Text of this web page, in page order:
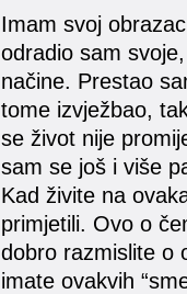
Imam svoj
odradio sam
načine. Prestao
tome izvježbao,
se život nije
sam se još i više
Kad živite na
primjetili. Ovo o
dobro razmislite o
imate ovakvih